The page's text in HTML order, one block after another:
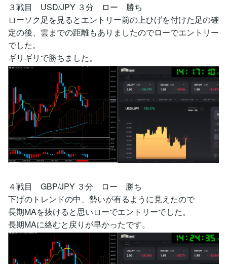
３戦目 USD/JPY ３分 ロー 勝ち
ローソク足を見るとエントリー前の上ひげを付けた足の確
定の後、雲までの距離もありましたのでローでエントリー
でした。
ギリギリで勝ちました。
４戦目 GBP/JPY ３分 ロー 勝ち
下げのトレンドの中、勢いが有るように見えたので
長期MAを抜けると思いローでエントリーでした。
長期MAに絡むと戻りが早かったです。